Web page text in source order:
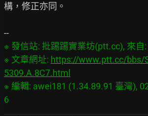
構，修正亦同。
※ 發信站: 批踢踢實業坊(ptt.cc), 來自
※ 文章網址: https://www.ptt.cc/bbs/
5309.A.8C7.html
※ 編輯: awei181 (1.34.89.91 臺灣),